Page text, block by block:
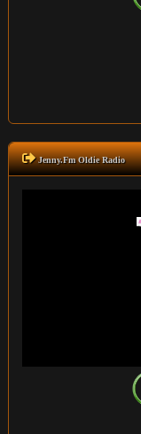
Jenny.Fm Oldie Radio